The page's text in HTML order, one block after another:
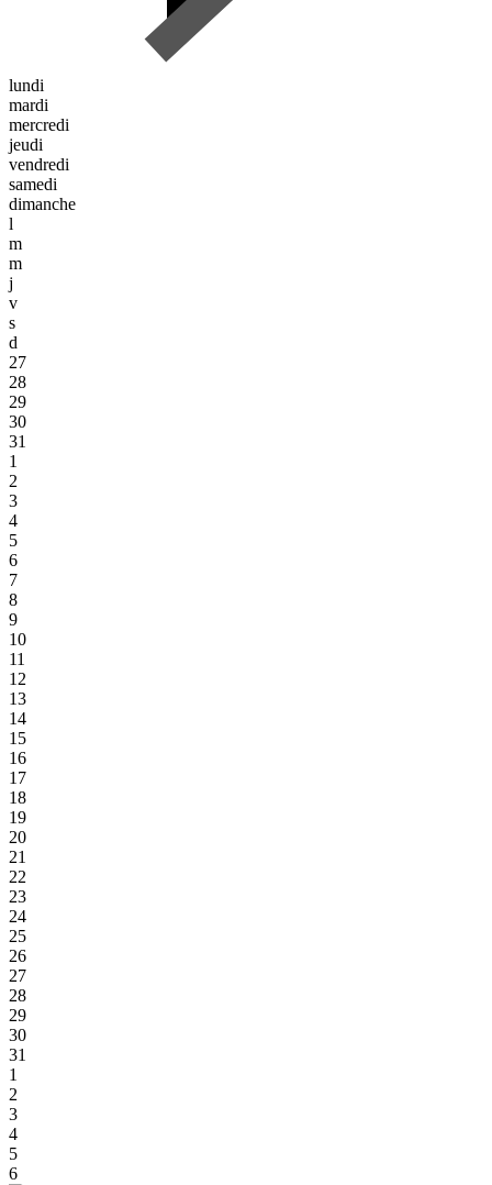
lundi
mardi
mercredi
jeudi
vendredi
samedi
dimanche
l
m
m
j
v
s
d
27
28
29
30
31
1
2
3
4
5
6
7
8
9
10
11
12
13
14
15
16
17
18
19
20
21
22
23
24
25
26
27
28
29
30
31
1
2
3
4
5
6